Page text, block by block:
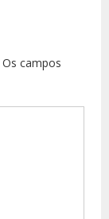
campos